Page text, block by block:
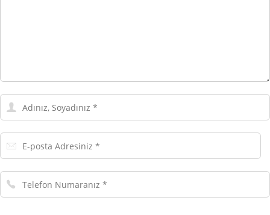
Adınız,
Soyadınız
E-
posta
Telefon
Numaranız